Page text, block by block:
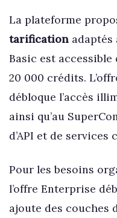
La plateforme
tarificationadaptés
Basic est
20 000 crédits.
débloque l’accès
ainsi qu’au
d’API et de services
Pour les besoins
l’offre Enterprise
ajoute des couches